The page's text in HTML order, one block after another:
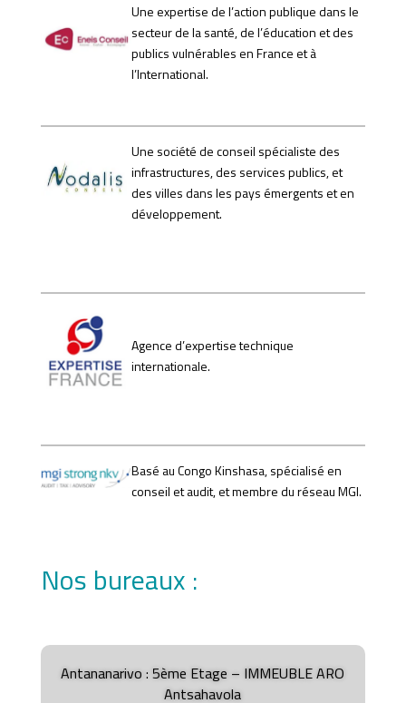
Une expertise de l’action publique dans le
secteur de la santé, de l’éducation et des
publics vulnérables en France et à
l’International.
Une société de conseil spécialiste des
infrastructures, des services publics, et
des villes dans les pays émergents et en
développement.
Agence d’expertise technique
internationale.
Basé au Congo Kinshasa, spécialisé en
conseil et audit, et membre du réseau MGI.
Nos bureaux :
Antananarivo : 5ème Etage – IMMEUBLE ARO
Antsahavola